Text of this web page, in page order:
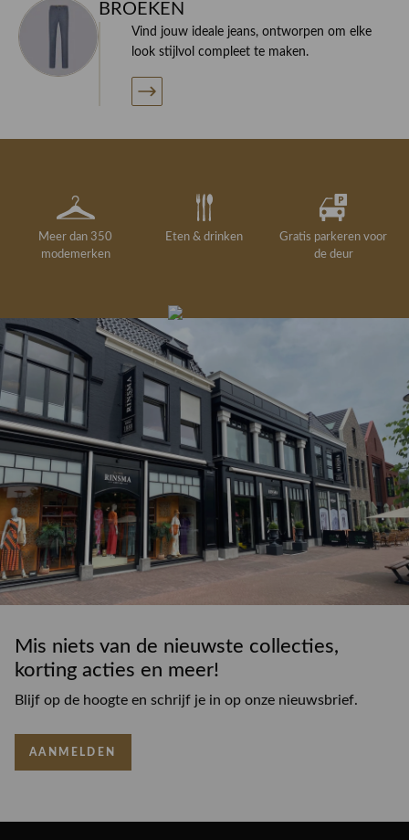
BROEKEN
Vind jouw ideale jeans, ontworpen om elke
look stijlvol compleet te maken.
Meer dan 350
modemerken
Eten & drinken
Gratis parkeren voor
de deur
drankje
Gratis retourneren in
de winkel
Deskundig
kledingadvies
Mis niets van de nieuwste collecties,
korting acties en meer!
Blijf op de hoogte en schrijf je in op onze nieuwsbrief.
AANMELDEN